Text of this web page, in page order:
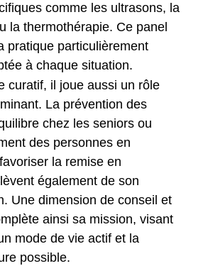
comme les ultrasons, la
la thermothérapie. Ce panel
pratique particulièrement
à chaque situation.
curatif, il joue aussi un rôle
La prévention des
chez les seniors ou
des personnes en
la remise en
également de son
Une dimension de conseil et
ainsi sa mission, visant
mode de vie actif et la
possible.